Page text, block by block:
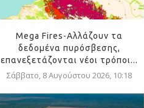
Mega Fires-Αλλάζουν τα
δεδομένα πυρόσβεσης,
επανεξετάζονται νέοι τρόποι...
Σάββατο, 8 Αυγούστου 2026, 10:18